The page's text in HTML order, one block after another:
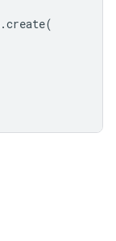
.create(